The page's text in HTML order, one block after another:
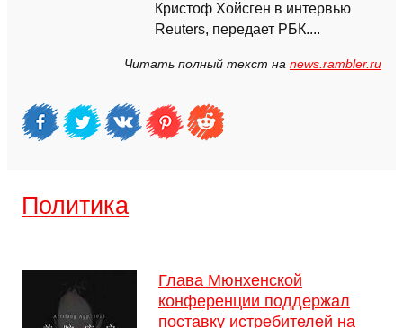
Кристоф Хойсген в интервью
Reuters, передает РБК....
Читать полный текст на news.rambler.ru
Политика
Глава Мюнхенской
конференции поддержал
поставку истребителей на